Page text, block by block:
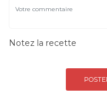
Notez la recette